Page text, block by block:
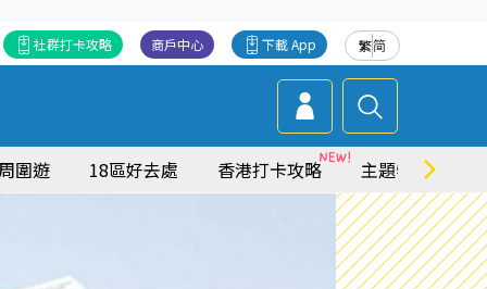
繁简
下載 App
商戶中心
社群打卡攻略
圍遊 18區好去處 香港打卡攻略 主題特集